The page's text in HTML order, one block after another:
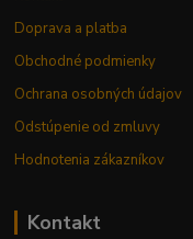
Doprava a platba
Obchodné podmienky
Ochrana osobných údajov
Odstúpenie od zmluvy
Hodnotenia zákazníkov
Kontakt